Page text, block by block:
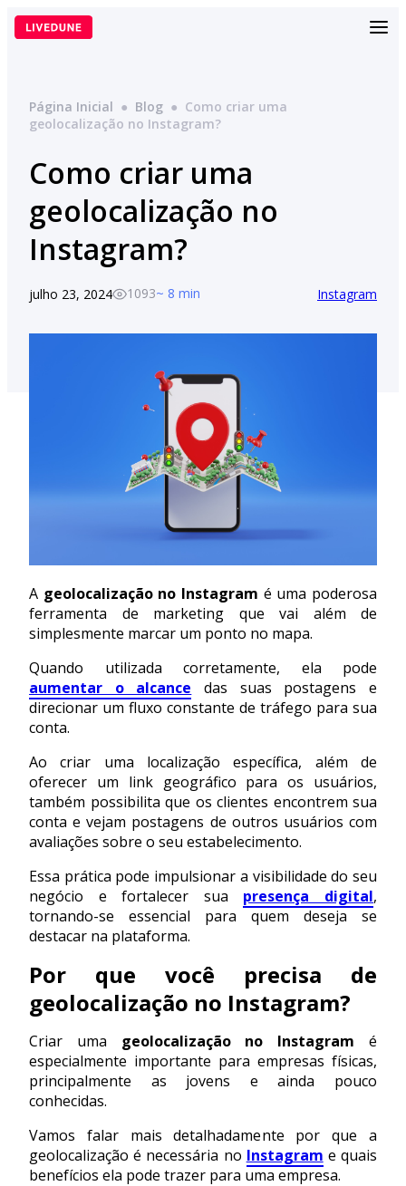
Pular
para
Página Inicial ● Blog ● Como criar uma
geolocalização no Instagram?
Como criar uma
geolocalização no
Instagram?
julho 23, 2024 1093~ 8 min Instagram
A geolocalização no Instagram é uma poderosa
ferramenta de marketing que vai além de
simplesmente marcar um ponto no mapa.
Quando utilizada corretamente, ela pode
aumentar o alcance das suas postagens e
direcionar um fluxo constante de tráfego para sua
conta.
Ao criar uma localização específica, além de
oferecer um link geográfico para os usuários,
também possibilita que os clientes encontrem sua
conta e vejam postagens de outros usuários com
avaliações sobre o seu estabelecimento.
Essa prática pode impulsionar a visibilidade do seu
negócio e fortalecer sua presença digital,
tornando-se essencial para quem deseja se
destacar na plataforma.
Por que você precisa de
geolocalização no Instagram?
Criar uma geolocalização no Instagram é
especialmente importante para empresas físicas,
principalmente as jovens e ainda pouco
conhecidas.
Vamos falar mais detalhadamente por que a
geolocalização é necessária no Instagram e quais
benefícios ela pode trazer para uma empresa.